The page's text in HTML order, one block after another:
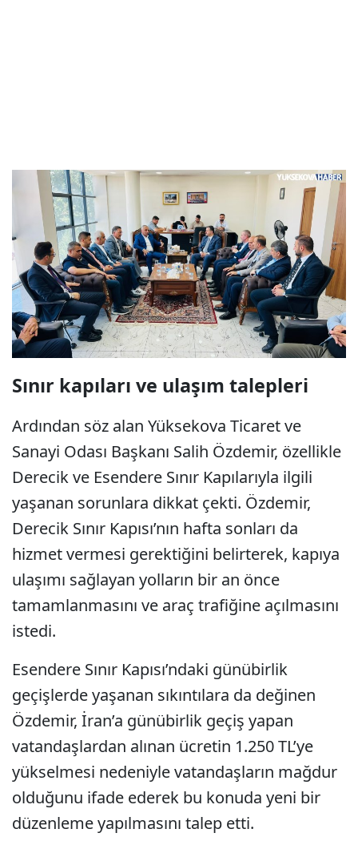
Sınır kapıları ve ulaşım talepleri
Ardından söz alan Yüksekova Ticaret ve
Sanayi Odası Başkanı Salih Özdemir, özellikle
Derecik ve Esendere Sınır Kapılarıyla ilgili
yaşanan sorunlara dikkat çekti. Özdemir,
Derecik Sınır Kapısı’nın hafta sonları da
hizmet vermesi gerektiğini belirterek, kapıya
ulaşımı sağlayan yolların bir an önce
tamamlanmasını ve araç trafiğine açılmasını
istedi.
Esendere Sınır Kapısı’ndaki günübirlik
geçişlerde yaşanan sıkıntılara da değinen
Özdemir, İran’a günübirlik geçiş yapan
vatandaşlardan alınan ücretin 1.250 TL’ye
yükselmesi nedeniyle vatandaşların mağdur
olduğunu ifade ederek bu konuda yeni bir
düzenleme yapılmasını talep etti.